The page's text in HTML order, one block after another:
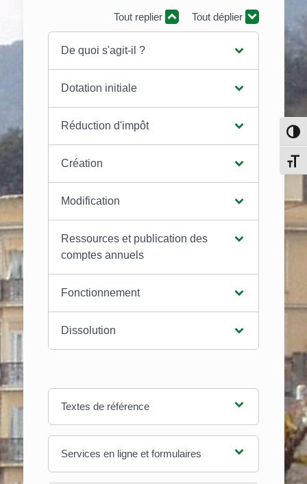
Tout replier Tout déplier
De quoi s'agit-il ?
Dotation initiale
Réduction d'impôt
Création
Modification
Ressources et publication des
comptes annuels
Fonctionnement
Dissolution
Textes de référence
Services en ligne et formulaires